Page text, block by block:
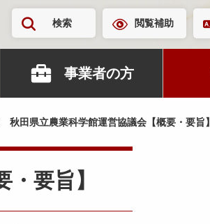
検索 閲覧補助
事業者の方
田県立農業科学館運営協議会【概要・要旨】
要旨】